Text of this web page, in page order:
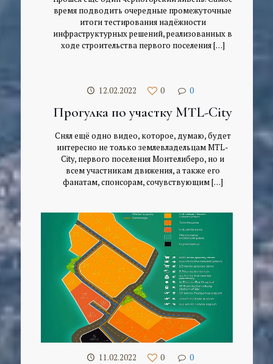
время подводить очередные промежуточные
итоги тестирования надёжности
инфраструктурных решений, реализованных в
ходе строительства первого поселения[…]
12.02.2022 0 0
Прогулка по участку MTL-City
Снял ещё одно видео, которое, думаю, будет
интересно не только землевладельцам MTL-
City, первого поселения Монтелиберо, но и
всем участникам движения, а также его
фанатам, спонсорам, сочувствующим[…]
11.02.2022 0 0